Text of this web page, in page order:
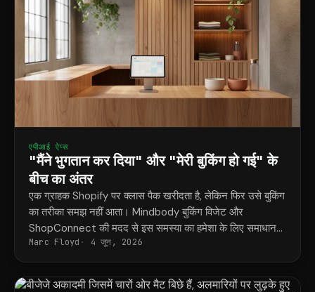
एपीआई ऐप्स
"मैंने भुगतान कर दिया" और "मेरी बुकिंग हो गई" के
बीच का अंतर
एक ग्राहक Shopify पर क्लास पैक खरीदता है, लेकिन फिर उसे बुकिंग
का तरीका समझ नहीं आता। Mindbody बुकिंग विजेट और
ShopConnect की मदद से इस समस्या का हमेशा के लिए समाधान
मिल जाता है।
Marc Floyd 4 जून, 2026